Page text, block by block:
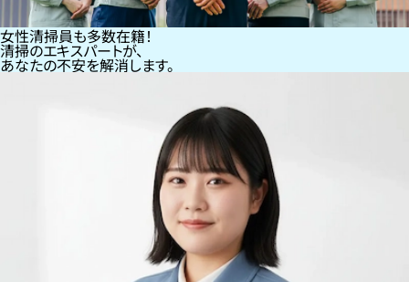
女性清掃員も多数在籍！
清掃のエキスパートが、
あなたの不安を解消します。